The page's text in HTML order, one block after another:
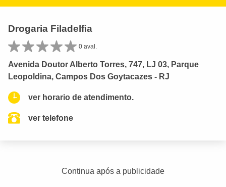
Drogaria Filadelfia
0 aval.
Avenida Doutor Alberto Torres, 747, LJ 03, Parque
Leopoldina, Campos Dos Goytacazes - RJ
ver horario de atendimento.
ver telefone
Continua após a publicidade